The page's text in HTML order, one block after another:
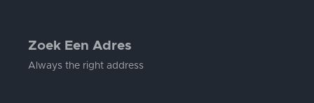
Zoek Een Adres
Always the right address